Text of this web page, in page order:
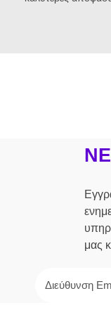
μας